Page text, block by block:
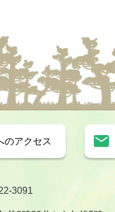
3091
のアクセス